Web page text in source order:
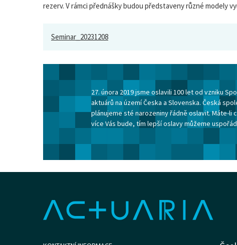
rezerv. V rámci přednášky budou představeny různé modely
Seminar_20231208
27. února 2019 jsme oslavili 100 let od vzniku
aktuárů na území Česka a Slovenska. Česká
plánujeme sté narozeniny řádně oslavit. Máte-li
více Vás bude, tím lepší oslavy můžeme